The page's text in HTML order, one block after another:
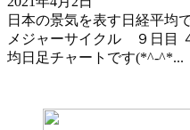
日本の景気を表す日経平
メジャーサイクル ９日目
均日足チャートです(*^-^*...